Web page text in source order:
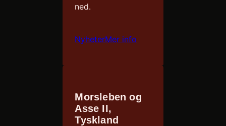
ned.
NyheterMer info
Morsleben og
Asse II,
Tyskland